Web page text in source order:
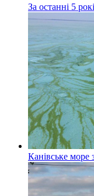
За останні 5
Канівське море